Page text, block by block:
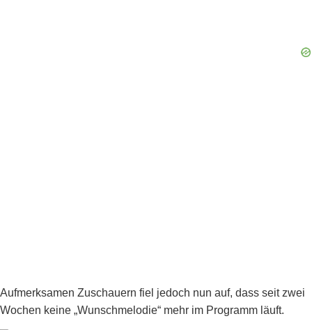
Aufmerksamen Zuschauern fiel jedoch nun auf, dass seit zwei
Wochen keine „Wunschmelodie“ mehr im Programm läuft.